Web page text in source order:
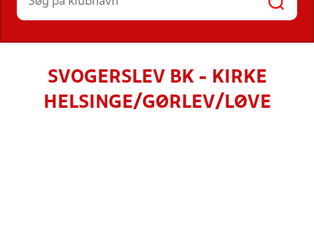
SVOGERSLEV BK - KIRKE
HELSINGE/GØRLEV/LØVE